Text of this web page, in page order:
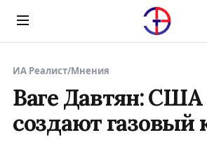
Menu
ИА Реалист/Мнения
Ваге Давтян: США
создают газовый